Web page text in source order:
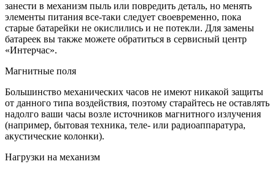
занести в механизм пыль или повредить деталь, но менять
элементы питания все-таки следует своевременно, пока
старые батарейки не окислились и не потекли. Для замены
батареек вы также можете обратиться в сервисный центр
«Интерчас».
Магнитные поля
Большинство механических часов не имеют никакой защиты
от данного типа воздействия, поэтому старайтесь не оставлять
надолго ваши часы возле источников магнитного излучения
(например, бытовая техника, теле- или радиоаппаратура,
акустические колонки).
Нагрузки на механизм